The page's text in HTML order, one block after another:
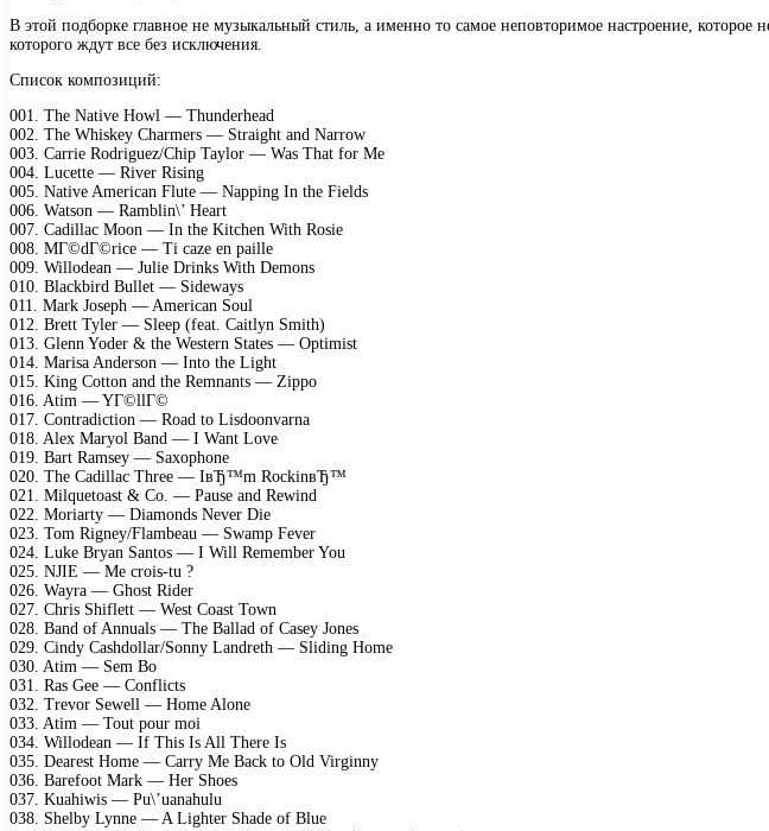
В этой подборке главное не музыкальный стиль, а именно то самое неповторимое настроение,
которого ждут все без исключения.
Список композиций:
001. The Native Howl — Thunderhead
002. The Whiskey Charmers — Straight and Narrow
003. Carrie Rodriguez/Chip Taylor — Was That for Me
004. Lucette — River Rising
005. Native American Flute — Napping In the Fields
006. Watson — Ramblin\’ Heart
007. Cadillac Moon — In the Kitchen With Rosie
008. MГ©dГ©rice — Ti caze en paille
009. Willodean — Julie Drinks With Demons
010. Blackbird Bullet — Sideways
011. Mark Joseph — American Soul
012. Brett Tyler — Sleep (feat. Caitlyn Smith)
013. Glenn Yoder & the Western States — Optimist
014. Marisa Anderson — Into the Light
015. King Cotton and the Remnants — Zippo
016. Atim — YГ©llГ©
017. Contradiction — Road to Lisdoonvarna
018. Alex Maryol Band — I Want Love
019. Bart Ramsey — Saxophone
020. The Cadillac Three — IвЂ™m RockinвЂ™
021. Milquetoast & Co. — Pause and Rewind
022. Moriarty — Diamonds Never Die
023. Tom Rigney/Flambeau — Swamp Fever
024. Luke Bryan Santos — I Will Remember You
025. NJIE — Me crois-tu ?
026. Wayra — Ghost Rider
027. Chris Shiflett — West Coast Town
028. Band of Annuals — The Ballad of Casey Jones
029. Cindy Cashdollar/Sonny Landreth — Sliding Home
030. Atim — Sem Bo
031. Ras Gee — Conflicts
032. Trevor Sewell — Home Alone
033. Atim — Tout pour moi
034. Willodean — If This Is All There Is
035. Dearest Home — Carry Me Back to Old Virginny
036. Barefoot Mark — Her Shoes
037. Kuahiwis — Pu\’uanahulu
038. Shelby Lynne — A Lighter Shade of Blue